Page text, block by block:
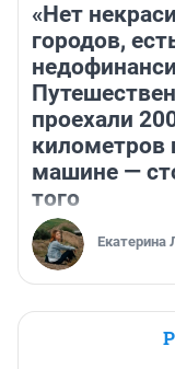
«Нет
городов,
проехали
километров
машине —
того
Екатерина